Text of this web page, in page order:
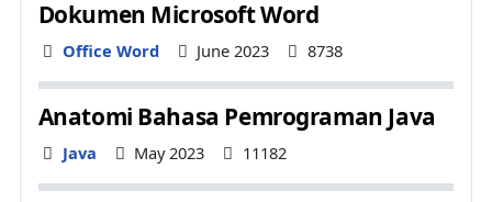
Dokumen Microsoft Word
Details
Office Word June 2023 8738
Anatomi Bahasa Pemrograman Java
Details
Java May 2023 11182